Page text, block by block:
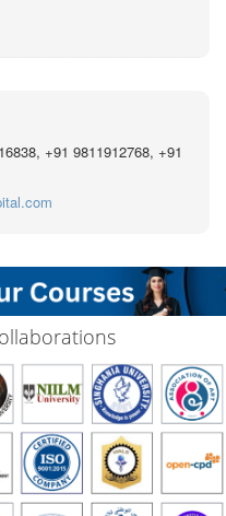
+91 9811912768, +91